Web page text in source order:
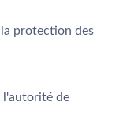
protection des
de